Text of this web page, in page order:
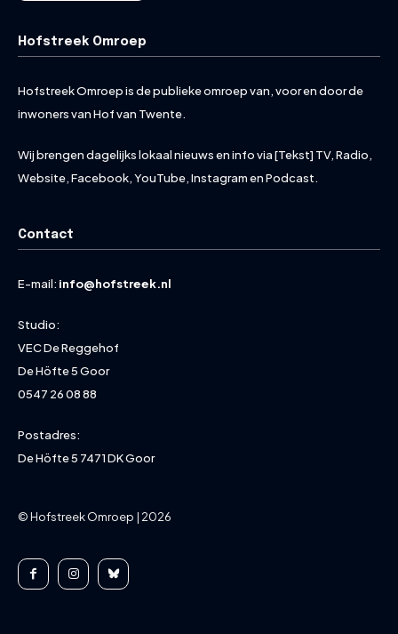
Hofstreek Omroep
Hofstreek Omroep is de publieke omroep van, voor en door de
inwoners van Hof van Twente.
Wij brengen dagelijks lokaal nieuws en info via [Tekst] TV, Radio,
Website, Facebook, YouTube, Instagram en Podcast.
Contact
E-mail: info@hofstreek.nl
Studio:
VEC De Reggehof
De Höfte 5 Goor
0547 26 08 88
Postadres:
De Höfte 5 7471 DK Goor
© Hofstreek Omroep | 2026